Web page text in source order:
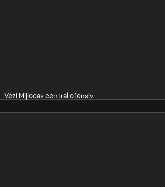
Vezi Mijlocaș central ofensiv